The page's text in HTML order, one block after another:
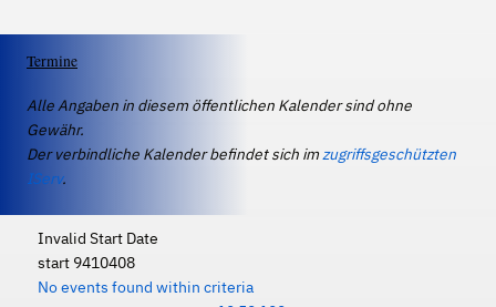
Termine
Alle Angaben in diesem öffentlichen Kalender sind ohne
Gewähr.
Der verbindliche Kalender befindet sich imzugriffsgeschützten
IServ.
Invalid Start Date
start 9410408
No events found within criteria